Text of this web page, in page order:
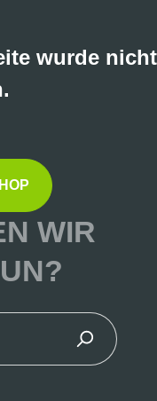
wurde nicht
WIR